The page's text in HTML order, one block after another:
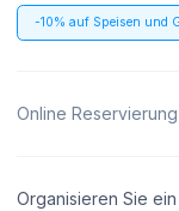
-10% auf Speisen und
Online
Organisieren Sie